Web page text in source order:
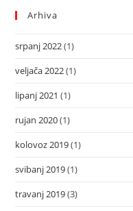
Arhiva
srpanj 2022(1)
veljača 2022(1)
lipanj 2021 (1)
rujan 2020(1)
kolovoz 2019(1)
svibanj 2019(1)
travanj 2019(3)